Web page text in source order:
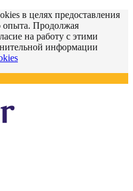
в целях предоставления
опыта. Продолжая
на работу с этими
информации